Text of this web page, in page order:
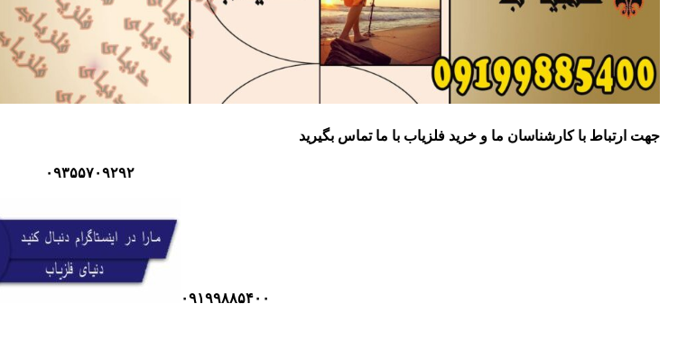
جهت ارتباط با کارشناسان ما و خرید فلزیاب با ما تماس بگیرید
۰۹۳۵۵۷۰۹۲۹۲
۰۹۱۹۹۸۸۵۴۰۰